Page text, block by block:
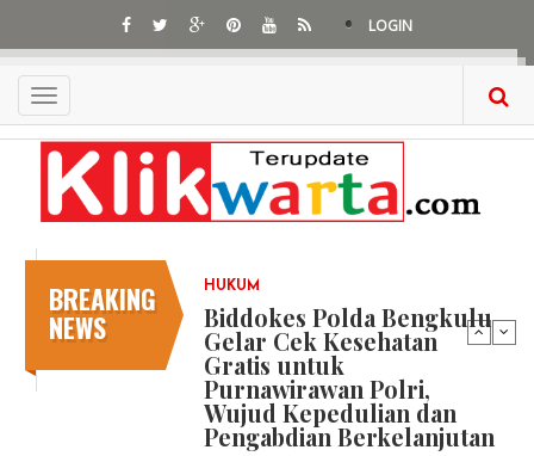
main
content
LOGIN
Toggle
navigation
BREAKING
NEWS
HUKUM
Biddokes Polda Bengkulu
Gelar Cek Kesehatan
Gratis untuk
Purnawirawan Polri,
Wujud Kepedulian dan
Pengabdian Berkelanjutan